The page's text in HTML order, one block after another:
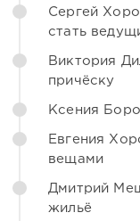
Сергей
стать
Виктория
причёску
Ксения
Евгения
вещами
Дмитрий
жильё